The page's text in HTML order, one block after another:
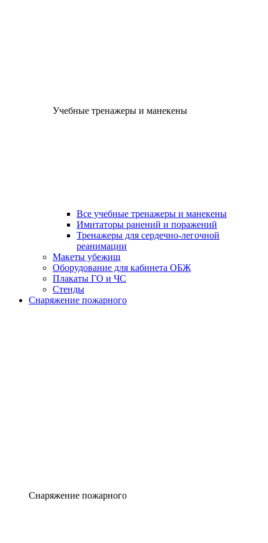
Учебные тренажеры и манекены
Все учебные тренажеры и манекены
Имитаторы ранений и поражений
Тренажеры для сердечно-легочной
реанимации
Макеты убежищ
Оборудование для кабинета ОБЖ
Плакаты ГО и ЧС
Стенды
Снаряжение пожарного
Снаряжение пожарного